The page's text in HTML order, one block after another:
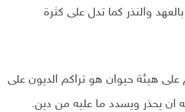
والنذر كما تدل على كثرة
على هيئة حيوان هو تراكم الديون على
ان يحذر ويسدد ما عليه من دين.